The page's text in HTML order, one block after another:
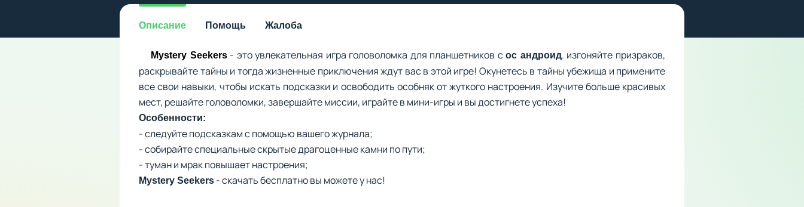
Описание Помощь Жалоба
Mystery Seekers- это увлекательная игра головоломка для планшетников сос андроид. изгоняйте призраков,
раскрывайте тайны и тогда жизненные приключения ждут вас в этой игре! Окунетесь в тайны убежища и примените
все свои навыки, чтобы искать подсказки и освободить особняк от жуткого настроения. Изучите больше красивых
мест, решайте головоломки, завершайте миссии, играйте в мини-игры и вы достигнете успеха!
Особенности:
- следуйте подсказкам с помощью вашего журнала;
- собирайте специальные скрытые драгоценные камни по пути;
- туман и мрак повышает настроения;
Mystery Seekers - скачать бесплатно вы можете у нас!